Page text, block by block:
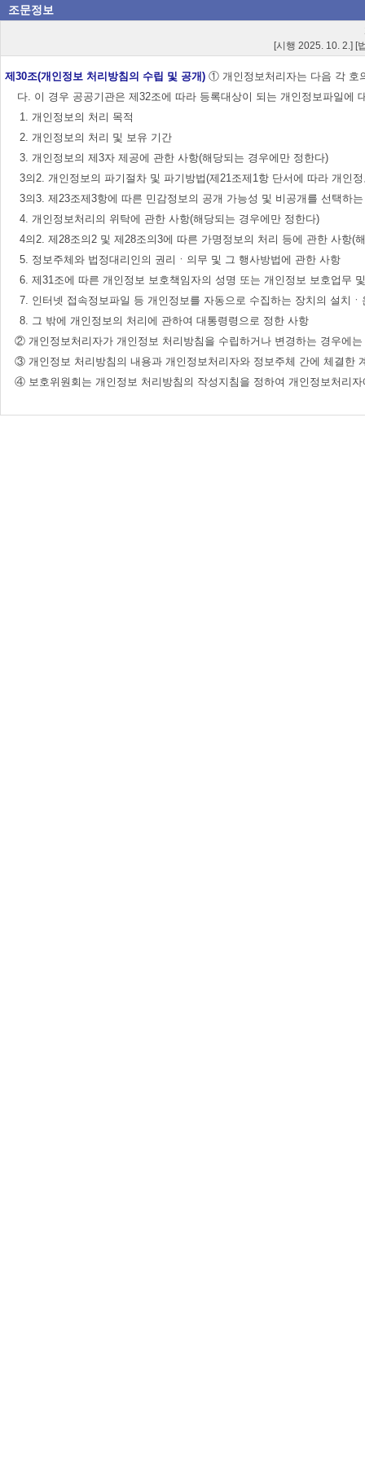
조문정보
[시행 2025. 10. 2.] [
제30조(개인정보 처리방침의 수립 및 공개) ① 개인정보처리자는 다음 각 호
다. 이 경우 공공기관은 제32조에 따라 등록대상이 되는 개인정보파일에
1. 개인정보의 처리 목적
2. 개인정보의 처리 및 보유 기간
3. 개인정보의 제3자 제공에 관한 사항(해당되는 경우에만 정한다)
3의2. 개인정보의 파기절차 및 파기방법(제21조제1항 단서에 따라 개인
3의3. 제23조제3항에 따른 민감정보의 공개 가능성 및 비공개를 선택하
4. 개인정보처리의 위탁에 관한 사항(해당되는 경우에만 정한다)
4의2. 제28조의2 및 제28조의3에 따른 가명정보의 처리 등에 관한 사항(
5. 정보주체와 법정대리인의 권리ㆍ의무 및 그 행사방법에 관한 사항
6. 제31조에 따른 개인정보 보호책임자의 성명 또는 개인정보 보호업무
7. 인터넷 접속정보파일 등 개인정보를 자동으로 수집하는 장치의 설치
8. 그 밖에 개인정보의 처리에 관하여 대통령령으로 정한 사항
② 개인정보처리자가 개인정보 처리방침을 수립하거나 변경하는 경우에
③ 개인정보 처리방침의 내용과 개인정보처리자와 정보주체 간에 체결한
④ 보호위원회는 개인정보 처리방침의 작성지침을 정하여 개인정보처리